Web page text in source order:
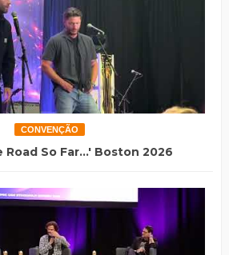
CONVENÇÃO
Road So Far...' Boston 2026